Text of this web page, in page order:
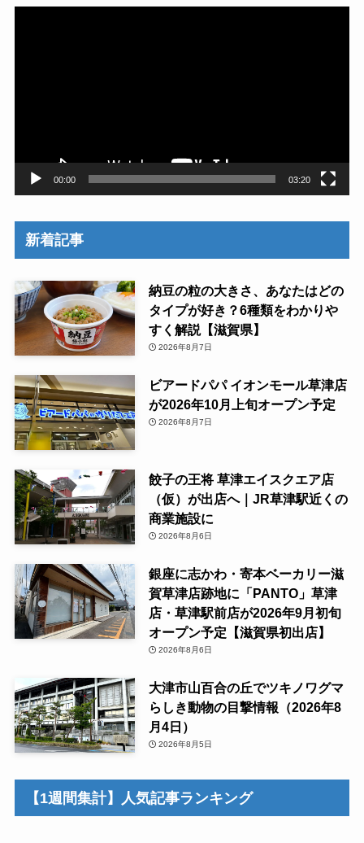
00:00 03:20
新着記事
納豆の粒の大きさ、あなたはどの
タイプが好き？6種類をわかりや
すく解説【滋賀県】
2026年8月7日
ビアードパパ イオンモール草津店
が2026年10月上旬オープン予定
2026年8月7日
餃子の王将 草津エイスクエア店
（仮）が出店へ｜JR草津駅近くの
商業施設に
2026年8月6日
銀座に志かわ・寄本ベーカリー滋
賀草津店跡地に「PANTO」草津
店・草津駅前店が2026年9月初旬
オープン予定【滋賀県初出店】
2026年8月6日
大津市山百合の丘でツキノワグマ
らしき動物の目撃情報（2026年8
月4日）
2026年8月5日
【1週間集計】人気記事ランキング